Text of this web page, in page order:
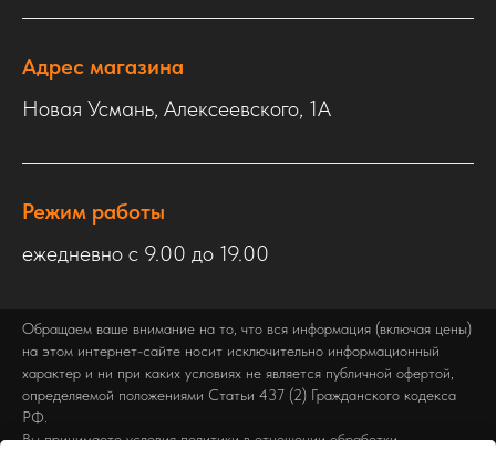
Адрес магазина
Новая Усмань, Алексеевского, 1А
Режим работы
ежедневно с 9.00 до 19.00
Обращаем ваше внимание на то, что вся информация (включая цены)
на этом интернет-сайте носит исключительно информационный
характер и ни при каких условиях не является публичной офертой,
определяемой положениями Статьи 437 (2) Гражданского кодекса
РФ.
Вы принимаете условия политики в отношении обработки